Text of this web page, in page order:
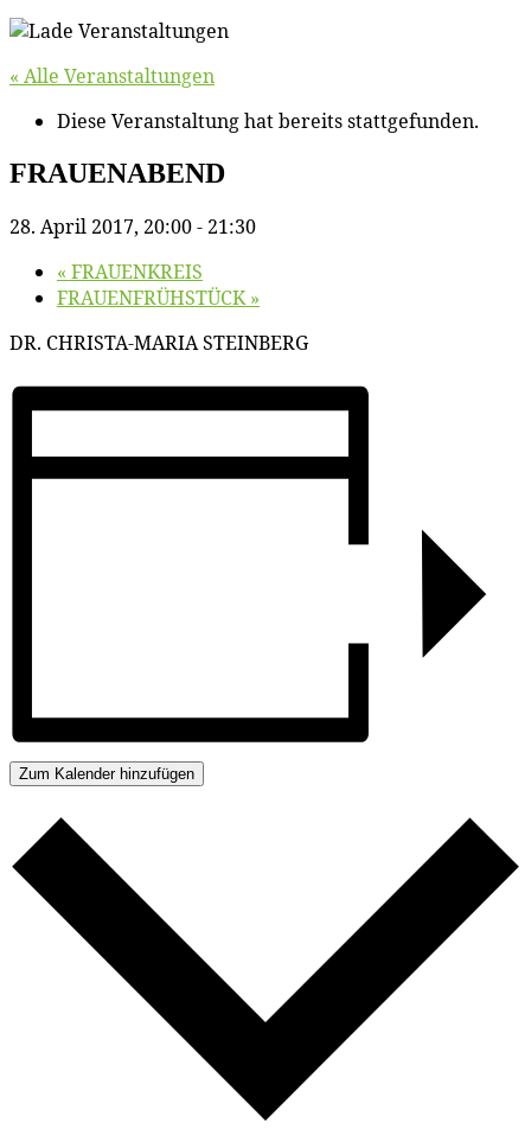
« Alle Veranstaltungen
Diese Veranstaltung hat bereits stattgefunden.
FRAUENABEND
28. April 2017, 20:00- 21:30
« FRAUENKREIS
FRAUENFRÜHSTÜCK»
DR. CHRISTA-MARIA STEINBERG
Zum Kalender hinzufügen